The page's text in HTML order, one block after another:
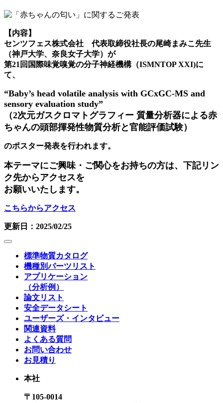
【内容】
センツフェス株式会社 代表取締役社長の尾崎まみこ先生
（神戸大学、奈良女子大学）が
第21回国際味覚嗅覚の分子神経機構（ISMNTOP XXI)に
て、
“Baby’s head volatile analysis with GCxGC-MS and
sensory evaluation study”
（2次元ガスクロマトグラフィー 質量分析器による赤
ちゃんの頭部揮発性物質分析と官能評価試験）
のポスター発表を行われます。
本テーマにご興味・ご関心をお持ちの方は、下記リン
ク先からアクセスを
お願いいたします。
こちらからアクセス
更新日：2025/02/25
標準物質カタログ
機種別パーツリスト
アプリケーション
（分析例）
論文リスト
安全データシート
ユーザーズ・インタビュー
関連資料
よくある質問
お問い合わせ
お見積り
本社
〒105-0014